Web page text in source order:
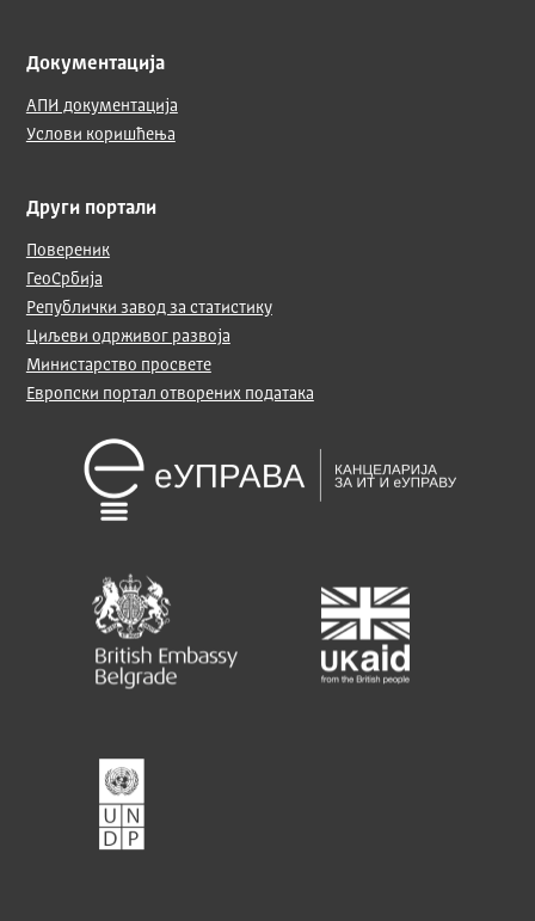
Документација
АПИ документација
Услови коришћења
Други портали
Повереник
ГеоСрбија
Републички завод за статистику
Циљеви одрживог развоја
Министарство просвете
Европски портал отворених података